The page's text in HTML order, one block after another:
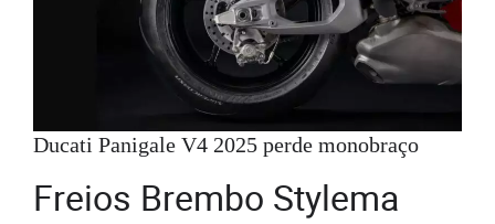
Ducati Panigale V4 2025 perde monobraço
Freios Brembo Stylema